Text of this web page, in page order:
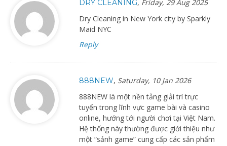
DRY CLEANING, Friday, 29 Aug 2025
Dry Cleaning in New York city by Sparkly
Maid NYC
Reply
888NEW, Saturday, 10 Jan 2026
888NEW là một nền tảng giải trí trực
tuyến trong lĩnh vực game bài và casino
online, hướng tới người chơi tại Việt Nam.
Hệ thống này thường được giới thiệu như
một “sảnh game” cung cấp các sản phẩm